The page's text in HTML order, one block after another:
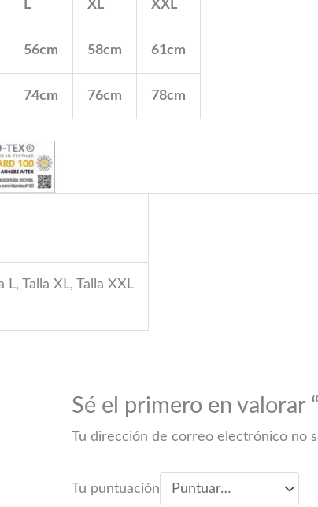
L XL XXL
56cm 58cm 61cm
74cm 76cm 78cm
L, Talla XL, Talla XXL
Sé el primero en valorar
Tu dirección de correo electrónico no
Tu puntuación